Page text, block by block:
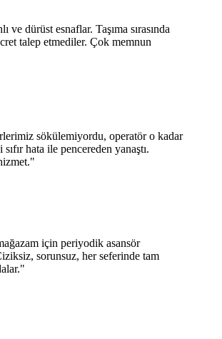
ve dürüst esnaflar. Taşıma sırasında
talep etmediler. Çok memnun
sökülemiyordu, operatör o kadar
hata ile pencereden yanaştı.
"
için periyodik asansör
sorunsuz, her seferinde tam
"